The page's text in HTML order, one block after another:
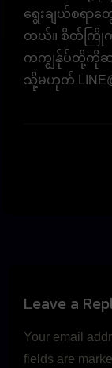
ရွေးချယ်စရာတွ
တယ်။ စိတ်ကြိုက်သ
ကကျွန်ုပ်တို့ကို
သို့မဟုတ်
Leave a
Your email
fields are